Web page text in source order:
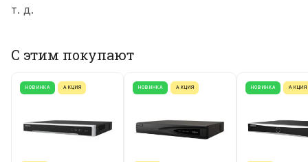
т. д.
С этим покупают
НОВИНКА АКЦИЯ НОВИНКА АКЦИЯ НОВИНКА АКЦИЯ